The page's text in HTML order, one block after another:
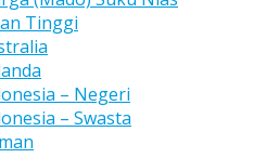
Tinggi
– Negeri
– Swasta